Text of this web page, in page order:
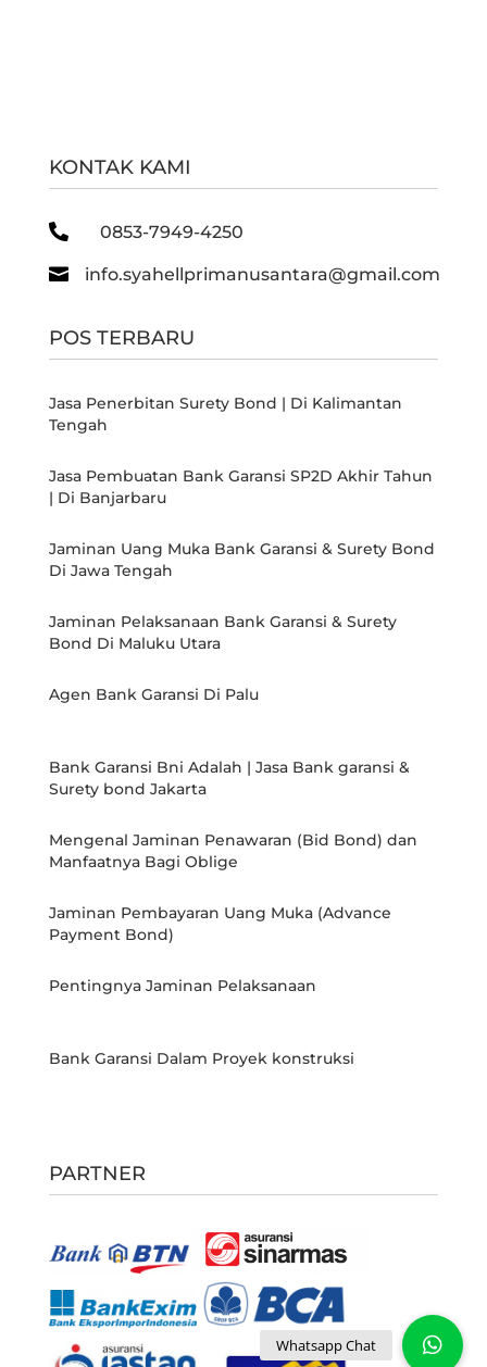
KONTAK KAMI
 0853-7949-4250
 info.syahellprimanusantara@gmail.com
POS TERBARU
Jasa Penerbitan Surety Bond | Di Kalimantan
Tengah
Jasa Pembuatan Bank Garansi SP2D Akhir Tahun
| Di Banjarbaru
Jaminan Uang Muka Bank Garansi & Surety Bond
Di Jawa Tengah
Jaminan Pelaksanaan Bank Garansi & Surety
Bond Di Maluku Utara
Agen Bank Garansi Di Palu
Bank Garansi Bni Adalah | Jasa Bank garansi &
Surety bond Jakarta
Mengenal Jaminan Penawaran (Bid Bond) dan
Manfaatnya Bagi Oblige
Jaminan Pembayaran Uang Muka (Advance
Payment Bond)
Pentingnya Jaminan Pelaksanaan
Bank Garansi Dalam Proyek konstruksi
PARTNER